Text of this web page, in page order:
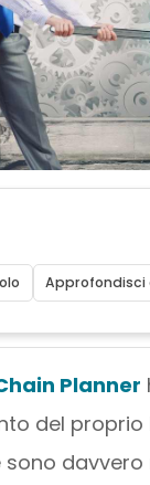
Planner
del
sono